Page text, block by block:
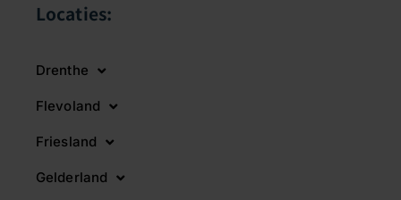
Locaties:
Drenthe
Flevoland
Friesland
Gelderland